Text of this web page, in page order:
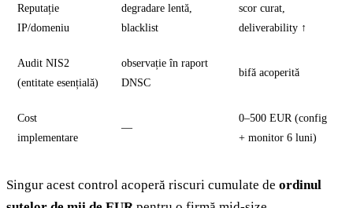
Reputație
IP/domeniu
degradare lentă,
blacklist
scor curat,
deliverability ↑
Audit NIS2
(entitate esențială)
observație în raport
DNSC
bifă acoperită
Cost
implementare
—
0–500 EUR (config
+ monitor 6 luni)
Singur acest control acoperă riscuri cumulate de ordinul